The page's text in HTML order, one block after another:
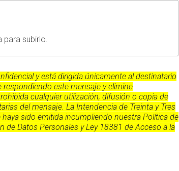
para subirlo.
y está dirigida únicamente al destinatario
este mensaje y elimine
cualquier utilización, difusión o copia de
del mensaje. La Intendencia de Treinta y Tres
sido emitida incumpliendo nuestra Política de
Datos Personales y Ley 18381 de Acceso a la